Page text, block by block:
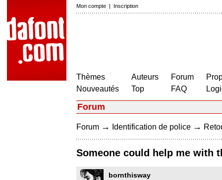
Mon compte | Inscription
Thèmes
Nouveautés
Auteurs
Top
Forum
FAQ
Forum
Forum → Identification de police →
Someone could help me with
bornthisway